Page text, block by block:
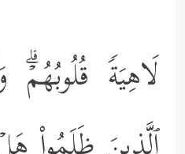
لَاهِیَةࣰ قُلُوبُهُمۡۗ